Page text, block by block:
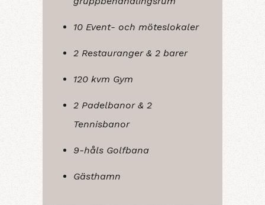
10 Event- och möteslokaler
2 Restauranger & 2 barer
120 kvm Gym
2 Padelbanor & 2
Tennisbanor
9-håls Golfbana
Gästhamn